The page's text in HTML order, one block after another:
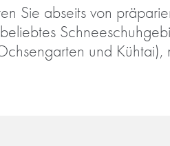
Sie abseits von
und Kühtai),